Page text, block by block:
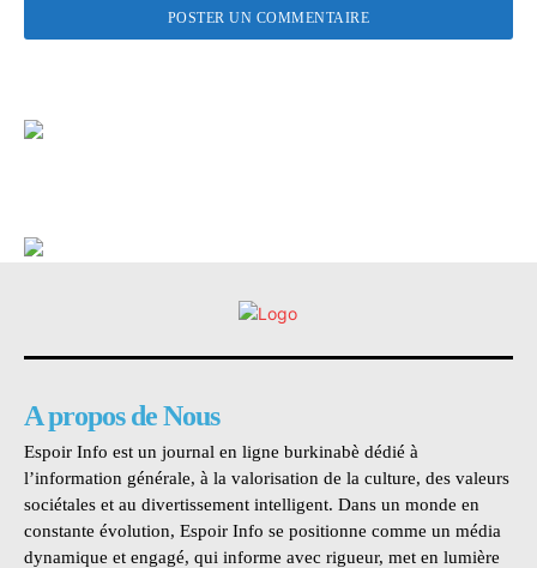
A propos de Nous
Espoir Info est un journal en ligne burkinabè dédié à
l’information générale, à la valorisation de la culture, des valeurs
sociétales et au divertissement intelligent. Dans un monde en
constante évolution, Espoir Info se positionne comme un média
dynamique et engagé, qui informe avec rigueur, met en lumière